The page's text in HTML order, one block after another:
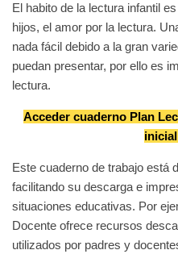
El habito de la lectura infantil
hijos, el amor por la lectura.
nada fácil debido a la gran
puedan presentar, por ello es
lectura.
Acceder cuaderno Plan
Este cuaderno de trabajo está
facilitando su descarga e
situaciones educativas. Por
Docente ofrece recursos
utilizados por padres y